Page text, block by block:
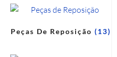
Peças De Reposição (13)